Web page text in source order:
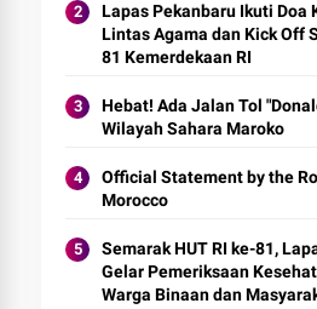
Lapas Pekanbaru Ikuti Doa
Lintas Agama dan Kick Off
81 Kemerdekaan RI
Hebat! Ada Jalan Tol
Wilayah Sahara Maroko
Official Statement by the
Morocco
Semarak HUT RI ke-81,
Gelar Pemeriksaan
Warga Binaan dan